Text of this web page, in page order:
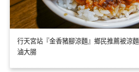
行天宮站『金香豬腳涼麵』鄉民推薦被涼
滷大腸